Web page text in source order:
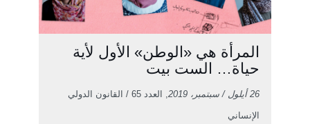
المرأة هي «الوطن» الأول لأية
حياة… الست بيت
26 أيلول / سبتمبر، 2019 , العدد 65 / القانون الدولي
الإنساني